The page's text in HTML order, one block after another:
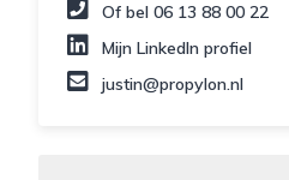
Of bel 06 13 88 00 22
Mijn LinkedIn profiel
justin@propylon.nl